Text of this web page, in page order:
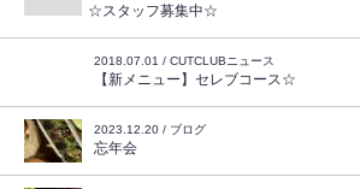
☆スタッフ募集中☆
2018.07.01 / CUTCLUBニュース
【新メニュー】セレブコース☆
2023.12.20 / ブログ
忘年会